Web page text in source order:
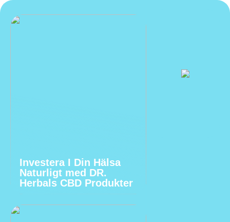
Investera I Din Hälsa
Naturligt med DR.
Herbals CBD Produkter